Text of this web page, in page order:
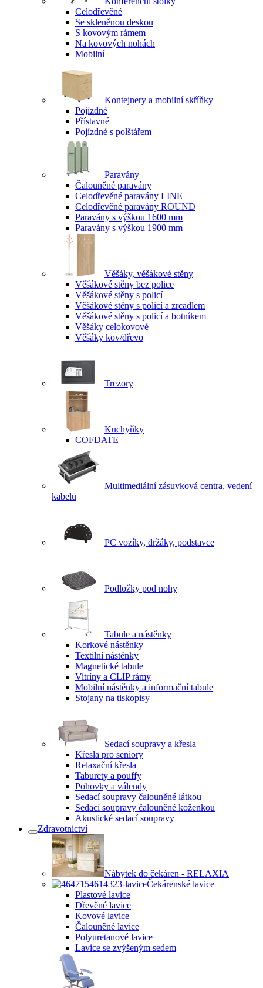
Celodřevěné
Se skleněnou deskou
S kovovým rámem
Na kovových nohách
Mobilní
Kontejnery a mobilní skříňky
Pojízdné
Přístavné
Pojízdné s polštářem
Paravány
Čalouněné paravány
Celodřevěné paravány LINE
Celodřevěné paravány ROUND
Paravány s výškou 1600 mm
Paravány s výškou 1900 mm
Věšáky, věšákové stěny
Věšákové stěny bez police
Věšákové stěny s policí
Věšákové stěny s policí a zrcadlem
Věšákové stěny s policí a botníkem
Věšáky celokovové
Věšáky kov/dřevo
Trezory
Kuchyňky
COFDATE
Multimediální zásuvková centra, vedení
kabelů
PC vozíky, držáky, podstavce
Podložky pod nohy
Tabule a nástěnky
Korkové nástěnky
Textilní nástěnky
Magnetické tabule
Vitríny a CLIP rámy
Mobilní nástěnky a informační tabule
Stojany na tiskopisy
Sedací soupravy a křesla
Křesla pro seniory
Relaxační křesla
Taburety a pouffy
Pohovky a válendy
Sedací soupravy čalouněné látkou
Sedací soupravy čalouněné koženkou
Akustické sedací soupravy
Zdravotnictví
Nábytek do čekáren - RELAXIA
Čekárenské lavice
Plastové lavice
Dřevěné lavice
Kovové lavice
Čalouněné lavice
Polyuretanové lavice
Lavice se zvýšeným sedem